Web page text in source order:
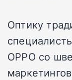
Оптику
OPPO со